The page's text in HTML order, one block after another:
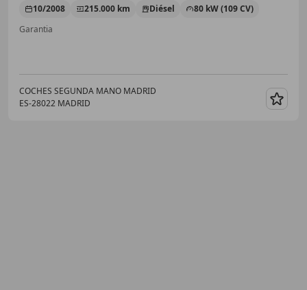
10/2008 215.000 km Diésel
80 kW (109 CV)
Garantia
COCHES SEGUNDA MANO MADRID
ES-28022 MADRID